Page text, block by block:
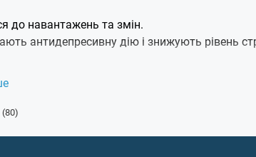
до навантажень та змін.
антидепресивну дію і знижують рівень
напоях та каррі. Але основні способи
(80)